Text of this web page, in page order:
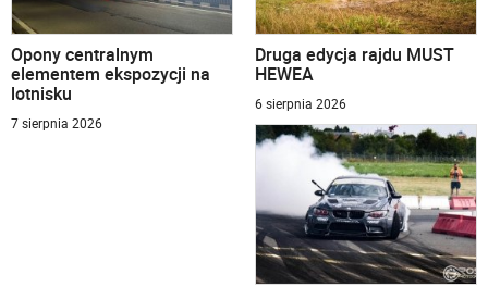
Opony centralnym
elementem ekspozycji na
lotnisku
7 sierpnia 2026
Druga edycja rajdu MUST
HEWEA
6 sierpnia 2026